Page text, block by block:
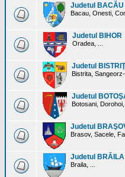
Judetul BACĂU
Bacau, Onesti,
Judetul BIHOR
Oradea, ...
Judetul
Bistrita, Sangeorz-
Judetul
Botosani, Dorohoi,
Judetul
Brasov, Sacele,
Judetul BRĂILA
Braila, ...